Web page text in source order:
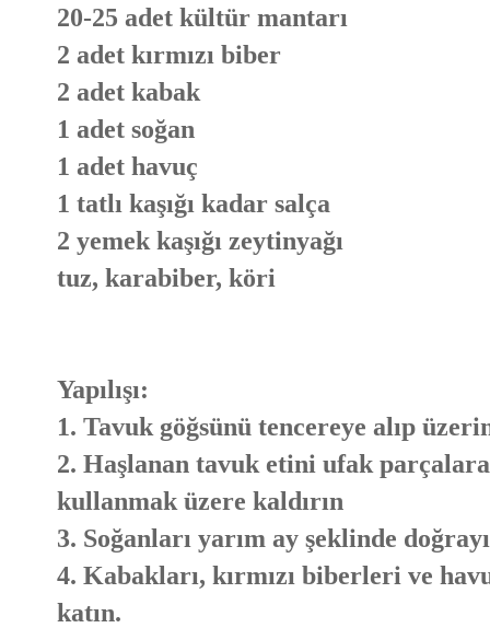
20-25 adet kültür mantarı
2 adet kırmızı biber
2 adet kabak
1 adet soğan
1 adet havuç
1 tatlı kaşığı kadar salça
2 yemek kaşığı zeytinyağı
tuz, karabiber, köri
Yapılışı:
1. Tavuk göğsünü tencereye alıp
2. Haşlanan tavuk etini ufak
kullanmak üzere kaldırın
3. Soğanları yarım ay şeklinde
4. Kabakları, kırmızı biberleri ve
katın.